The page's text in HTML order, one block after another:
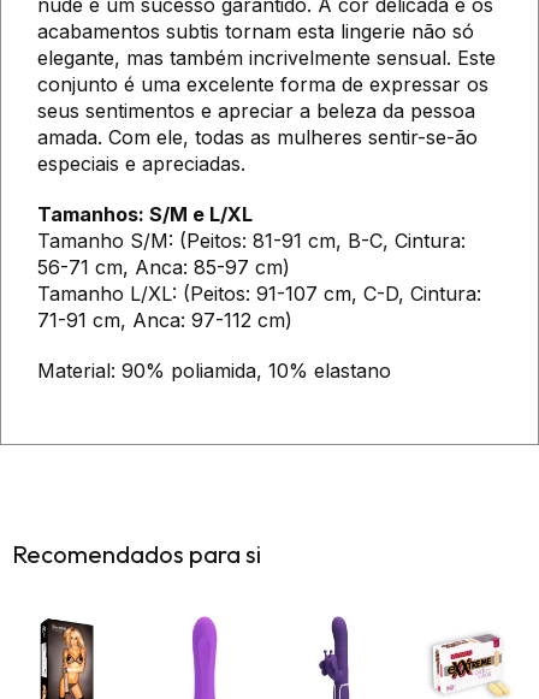
nude é um sucesso garantido. A cor delicada e os
acabamentos subtis tornam esta lingerie não só
elegante, mas também incrivelmente sensual. Este
conjunto é uma excelente forma de expressar os
seus sentimentos e apreciar a beleza da pessoa
amada. Com ele, todas as mulheres sentir-se-ão
especiais e apreciadas.
Tamanhos: S/M e L/XL
Tamanho S/M: (Peitos: 81-91 cm, B-C, Cintura:
56-71 cm, Anca: 85-97 cm)
Tamanho L/XL: (Peitos: 91-107 cm, C-D, Cintura:
71-91 cm, Anca: 97-112 cm)
Material: 90% poliamida, 10% elastano
Recomendados para si